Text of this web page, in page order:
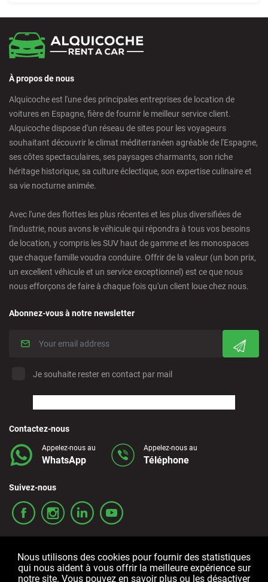
À propos de nous
Alquicoche est l'une des principales entreprises de location de
voitures en Espagne, fière de fournir le meilleur service client.
Alquicoche dispose d'un réseau de sites pour les voyageurs
souhaitant découvrir le climat méditerranéen agréable de l'Espagne,
ses côtes spectaculaires, ses paysages charmants, son riche
héritage historique, sa culture éclectique, son expertise culinaire et
sa vie nocturne animée.
Avec l'une des flottes les plus récentes et les plus diversifiées de
l'industrie, nous avons le véhicule qui répondra à tous vos besoins
de location, y compris les SUV haut de gamme et les monospaces
que chaque famille voudra conduire. Offrir de la valeur (un bon prix,
un excellent véhicule et un service exceptionnel) est ce que nous
nous efforçons de faire à chaque fois qu'un client loue chez nous.
Abonnez-vous à notre newsletter
Je souhaite rester en contact par mail
Contactez-nous
Appelez-nous au
WhatsApp
Appelez-nous au
Téléphone
Suivez-nous
Nous utilisons des cookies pour fournir des statistiques
qui nous aident à vous offrir la meilleure expérience sur
notre site. Vous pouvez en savoir plus ou les désactiver